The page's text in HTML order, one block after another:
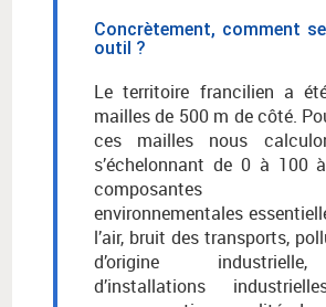
Concrètement, comment
outil ?
Le territoire francilien a
mailles de 500 m de côté.
ces mailles nous
s’échelonnant de 0 à 100
composantes
environnementales
l’air, bruit des transports,
d’origine
d’installations